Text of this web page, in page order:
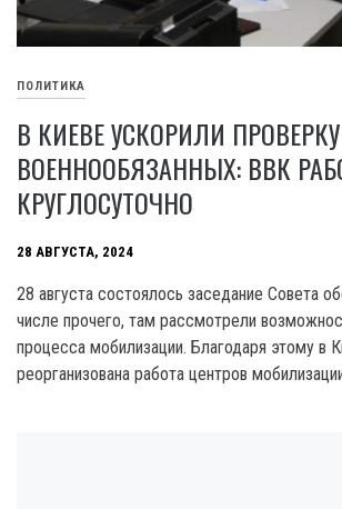
ПОЛИТИКА
В КИЕВЕ УСКОРИЛИ ПРОВЕРКУ
ВОЕННООБЯЗАННЫХ: ВВК
КРУГЛОСУТОЧНО
28 АВГУСТА, 2024
28 августа состоялось заседание Совета
числе прочего, там рассмотрели
процесса мобилизации. Благодаря этому в
реорганизована работа центров